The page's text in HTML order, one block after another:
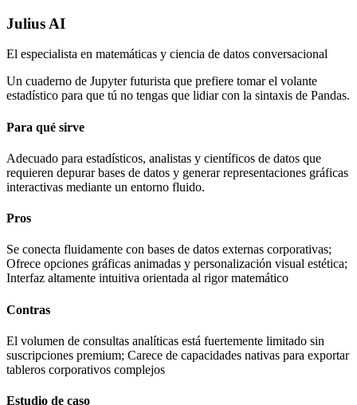
Julius AI
El especialista en matemáticas y ciencia de datos conversacional
Un cuaderno de Jupyter futurista que prefiere tomar el volante
estadístico para que tú no tengas que lidiar con la sintaxis de Pandas.
Para qué sirve
Adecuado para estadísticos, analistas y científicos de datos que
requieren depurar bases de datos y generar representaciones gráficas
interactivas mediante un entorno fluido.
Pros
Se conecta fluidamente con bases de datos externas corporativas;
Ofrece opciones gráficas animadas y personalización visual estética;
Interfaz altamente intuitiva orientada al rigor matemático
Contras
El volumen de consultas analíticas está fuertemente limitado sin
suscripciones premium; Carece de capacidades nativas para exportar
tableros corporativos complejos
Estudio de caso